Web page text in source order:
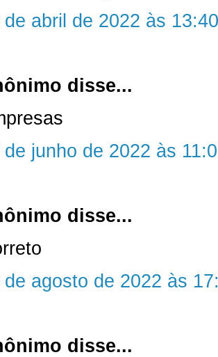
de abril de 2022 às 13:40
disse...
de junho de 2022 às
disse...
de agosto de 2022 às
disse...